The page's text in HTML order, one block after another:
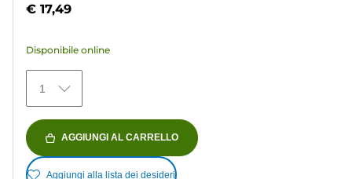
5
482
recensioni
€ 17,49
Disponibile online
1
AGGIUNGI AL CARRELLO
Aggiungi alla lista dei desideri